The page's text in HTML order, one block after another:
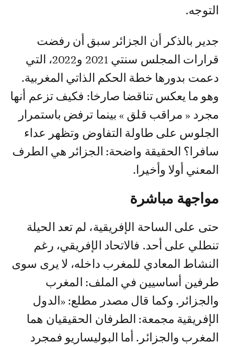
التوجه.
جدير بالذكر أن الجزائر سبق أن رفضت
قرارات المجلس سنتي 2021 و2022، التي
دعمت بدورها خطة الحكم الذاتي المغربية.
وهو ما يعكس تناقضا صارخا: فكيف تزعم أنها
مجرد « مراقب قلق » بينما ترفض باستمرار
الجلوس على طاولة التفاوض وتظهر عداء
سافرا؟ الحقيقة واضحة: الجزائر هي الطرف
المعني أولا وأخيرا.
مواجهة مباشرة
حتى على الساحة الإفريقية، لم تعد الحيلة
تنطلي على أحد. فالاتحاد الإفريقي، رغم
النشاط المعادي للمغرب داخله، لا يرى سوى
طرفين أساسيين في الملف: المغرب
والجزائر. وكما قال مصدر مطلع: «الدول
الإفريقية مجمعة: الطرفان الحقيقيان هما
المغرب والجزائر. أما البوليساريو فمجرد